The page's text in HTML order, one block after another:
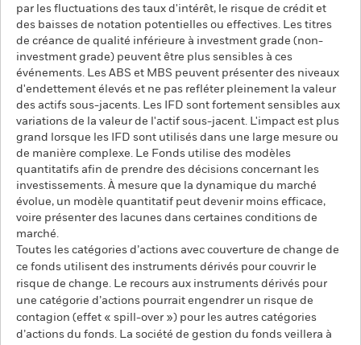
par les fluctuations des taux d'intérêt, le risque de crédit et
des baisses de notation potentielles ou effectives. Les titres
de créance de qualité inférieure à investment grade (non-
investment grade) peuvent être plus sensibles à ces
événements. Les ABS et MBS peuvent présenter des niveaux
d'endettement élevés et ne pas refléter pleinement la valeur
des actifs sous-jacents. Les IFD sont fortement sensibles aux
variations de la valeur de l'actif sous-jacent. L'impact est plus
grand lorsque les IFD sont utilisés dans une large mesure ou
de manière complexe. Le Fonds utilise des modèles
quantitatifs afin de prendre des décisions concernant les
investissements. À mesure que la dynamique du marché
évolue, un modèle quantitatif peut devenir moins efficace,
voire présenter des lacunes dans certaines conditions de
marché.
Toutes les catégories d’actions avec couverture de change de
ce fonds utilisent des instruments dérivés pour couvrir le
risque de change. Le recours aux instruments dérivés pour
une catégorie d’actions pourrait engendrer un risque de
contagion (effet « spill-over ») pour les autres catégories
d’actions du fonds. La société de gestion du fonds veillera à